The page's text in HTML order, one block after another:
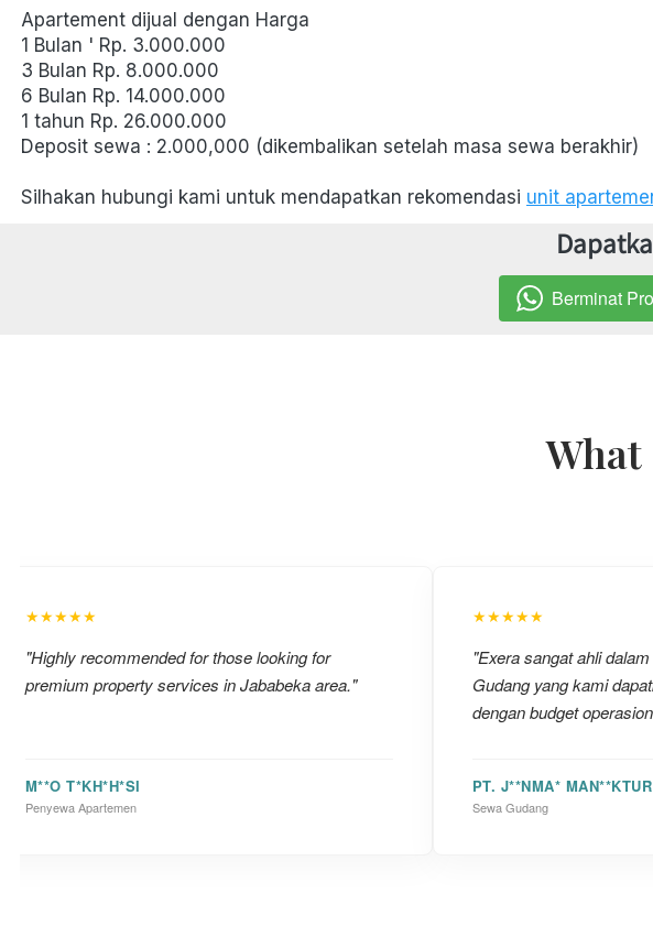
Apartement dijual dengan Harga
1 Bulan ' Rp. 3.000.000
3 Bulan Rp. 8.000.000
6 Bulan Rp. 14.000.000
1 tahun Rp. 26.000.000
Deposit sewa : 2.000,000 (dikembalikan setelah masa sewa berakhir)
Silhakan hubungi kami untuk mendapatkan rekomendasi unit
` Berminat
What
★★★★★
"Highly recommended for those looking for
premium property services in Jababeka area."
M**O T*KH*H*SI
Penyewa Apartemen
★★★★★
"Exera sangat ahli
Gudang yang kami
dengan budget
PT. J**NMA*
Sewa Gudang